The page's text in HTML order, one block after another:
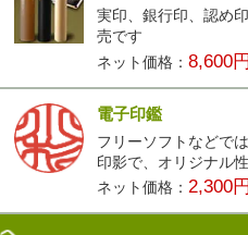
実印、銀行印、認め
売です
ネット価格：8,600
電子印鑑
フリーソフトなどで
印影で、オリジナル
ネット価格： 2,300